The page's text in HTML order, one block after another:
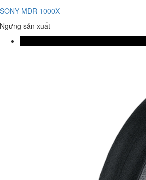
SONY MDR 1000X
Ngưng sản xuất